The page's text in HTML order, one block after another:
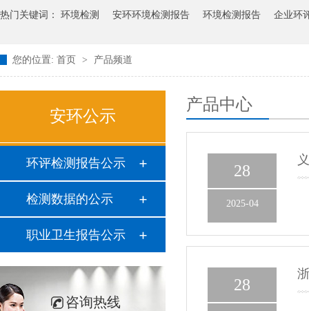
热门关键词： 环境检测 安环环境检测报告 环境检测报告 企业环
您的位置: 首页 > 产品频道
安环公示
环评检测报告公示
检测数据的公示
职业卫生报告公示
咨询热线
产品中心
28
2025-04
28